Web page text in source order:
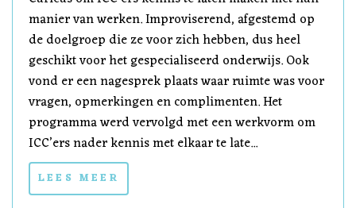
manier van werken. Improviserend, afgestemd op
de doelgroep die ze voor zich hebben, dus heel
geschikt voor het gespecialiseerd onderwijs. Ook
vond er een nagesprek plaats waar ruimte was voor
vragen, opmerkingen en complimenten. Het
programma werd vervolgd met een werkvorm om
ICC’ers nader kennis met elkaar te late...
LEES MEER